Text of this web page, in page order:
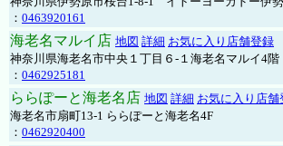
： 0463920161
海老名マルイ店 地図 詳細 お気に入り店舗登録
神奈川県海老名市中央１丁目６-１海老名マルイ4階
： 0462925181
ららぽーと海老名店 地図 詳細 お気に入り店舗
海老名市扇町13-1 ららぽーと海老名4F
： 0462920400